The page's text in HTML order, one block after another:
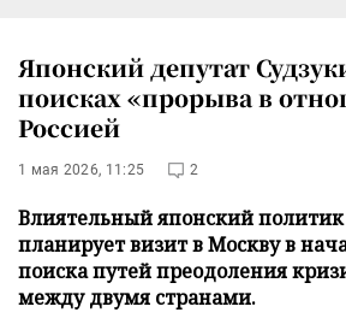
Японский депутат
поисках «прорыва в
Россией
1 мая 2026, 11:25 2
Влиятельный японский
планирует визит в Москву в
поиска путей преодоления
между двумя странами.